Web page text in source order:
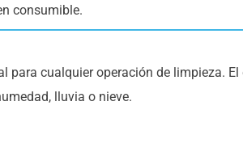
consumible.
para cualquier operación de limpieza.
lluvia o nieve.